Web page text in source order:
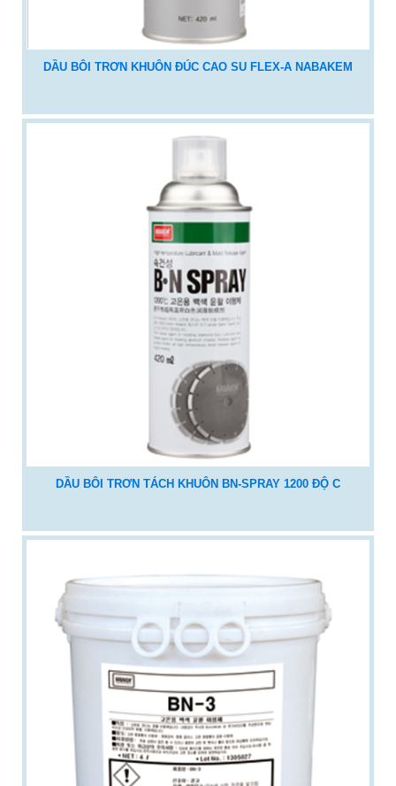
DẦU BÔI TRƠN KHUÔN ĐÚC CAO SU FLEX-A NABAKEM
DẦU BÔI TRƠN TÁCH KHUÔN BN-SPRAY 1200 ĐỘ C